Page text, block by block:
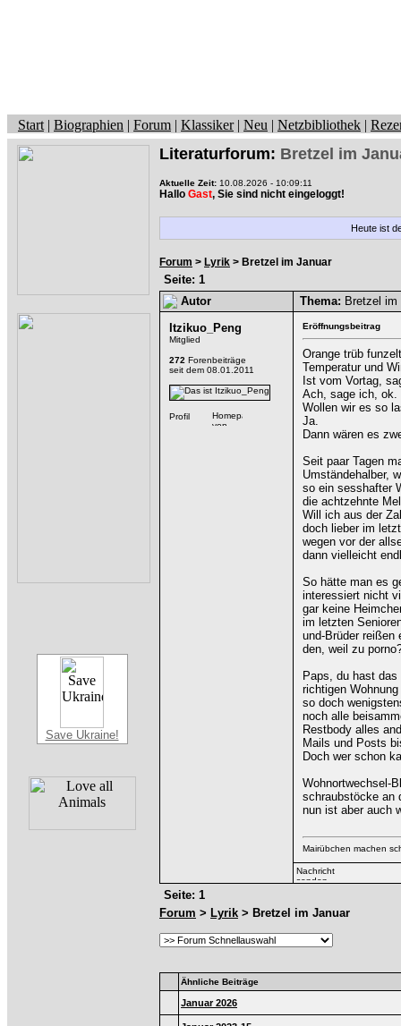
Start | Biographien | Forum | Klassiker| Neu | Netzbibliothek |
Save Ukraine!
Literaturforum: Bretzel im
Aktuelle Zeit: 10.08.2026 - 10:09:11
Hallo Gast, Sie sind nicht eingeloggt!
Heute ist
Forum > Lyrik > Bretzel im Januar
Seite: 1
Autor
Thema: Bretzel im
Itzikuo_Peng
Mitglied
272 Forenbeiträge
seit dem 08.01.2011
Eröffnungsbeitrag
Orange trüb
Temperatur und
Ist vom Vortag,
Ach, sage ich, ok.
Wollen wir es so
Ja.
Dann wären es
Seit paar Tagen
Umständehalber,
so ein sesshafter
die achtzehnte
Will ich aus der
doch lieber im
wegen vor der
dann vielleicht
So hätte man es
interessiert nicht
gar keine
im letzten
und-Brüder reißen
den, weil zu
Paps, du hast
richtigen
so doch
noch alle
Restbody alles
Mails und Posts
Doch wer schon
Wohnortwechsel-
schraubstöcke an
nun ist aber auch
Mairübchen machen
Seite: 1
Forum > Lyrik > Bretzel im Januar
Ähnliche Beiträge
Januar 2026